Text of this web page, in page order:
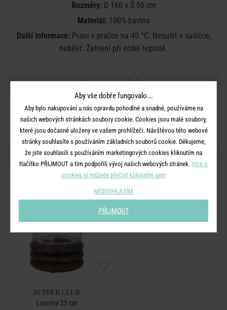
Rozměry:D 160 x Š 50 cm
Materiál:100% bavlna
Další informace: Praní v pračce na 40 °C. Nesušit v sušičce,
nebělit. Žehlení při nízké teplotě.
SDÍLEJTE S PŘÁTELI
DALŠÍ PRODUKTY ZE SÉRIE
SUPPER CLUB
Lucerna 25 cm
Aby vše dobře fungovalo...
Aby bylo nakupování u nás opravdu pohodlné a snadné, používáme na
našich webových stránkách soubory cookie. Cookies jsou malé soubory,
které jsou dočasně uloženy ve vašem prohlížeči. Návštěvou této webové
stránky souhlasíte s používáním základních souborů cookie. Děkujeme,
že jste souhlasili s používáním marketingových cookies kliknutím na
tlačítko PŘIJMOUT a tím podpořili vývoj našich webových stránek. Více o
cookies si můžete přečíst kliknutím sem
NESOUHLASÍM
PŘIJMOUT